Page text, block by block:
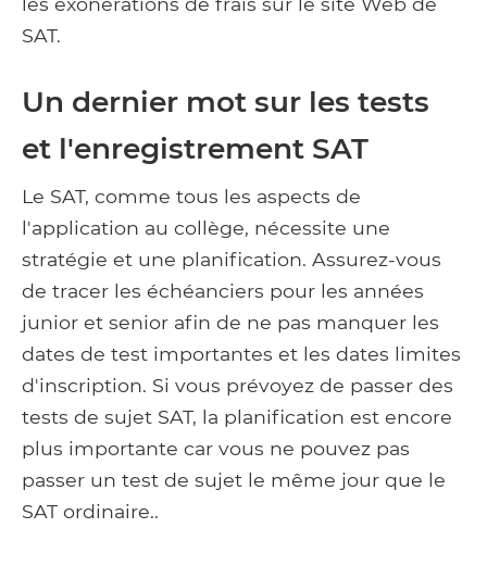
SAT.
Un dernier mot sur les tests
et l'enregistrement SAT
Le SAT, comme tous les aspects de
l'application au collège, nécessite une
stratégie et une planification. Assurez-vous
de tracer les échéanciers pour les années
junior et senior afin de ne pas manquer les
dates de test importantes et les dates limites
d'inscription. Si vous prévoyez de passer des
tests de sujet SAT, la planification est encore
plus importante car vous ne pouvez pas
passer un test de sujet le même jour que le
SAT ordinaire..